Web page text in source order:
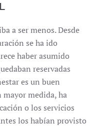
a ser menos. Desde
se ha ido
haber asumido
reservadas
es un buen
mayor medida, ha
o los servicios
los habían provisto